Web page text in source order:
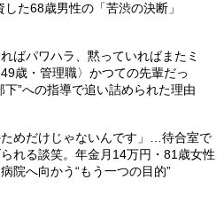
した68歳男性の「苦渋の決断」
ればパワハラ、黙っていればまたミ
歳・管理職〉かつての先輩だっ
下”への指導で追い詰められた理由
ためだけじゃないんです」…待合室で
れる談笑。年金月14万円・81歳女性
院へ向かう“もう一つの目的”